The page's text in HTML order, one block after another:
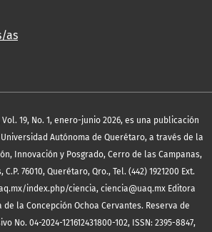
as
Vol. 19, No. 1, enero-junio 2026, es una publicación
Autónoma de Querétaro, a través de la
Innovación y Posgrado, Cerro de las Campanas,
76010, Querétaro, Qro., Tel. (442) 1921200 Ext.
index.php/ciencia, ciencia@uaq.mx Editora
de la Concepción Ochoa Cervantes. Reserva de
No. 04-2024-121612431800-102, ISSN: 2395-8847,